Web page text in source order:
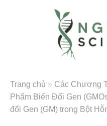
Trang chủ » Các Chương
Phẩm Biến Đổi Gen
đổi Gen (GM) trong Bột